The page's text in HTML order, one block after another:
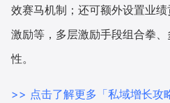
增长俱乐部
效赛马机制；还可额外设置业
激励等，多层激励手段组合拳
性。
>> 点击了解更多「私域增长攻